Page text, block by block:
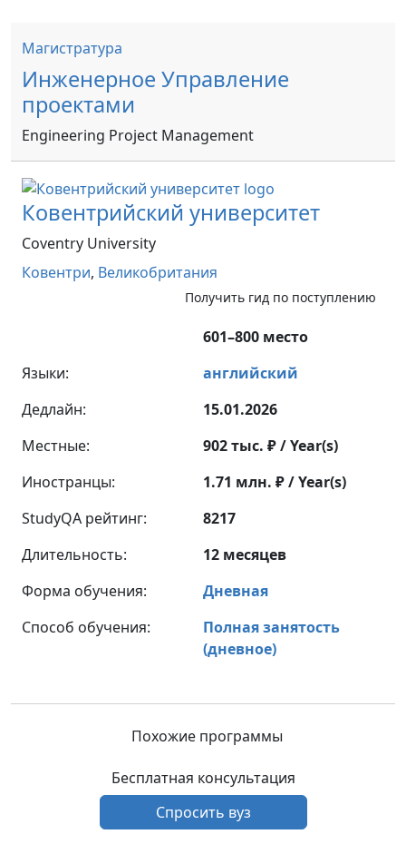
Магистратура
Инженерное Управление
проектами
Engineering Project Management
Ковентрийский университет
Coventry University
Ковентри, Великобритания
Получить гид по поступлению
601–800 место
Языки:
английский
Дедлайн:
15.01.2026
Местные:
902 тыс. ₽ / Year(s)
Иностранцы:
1.71 млн. ₽ / Year(s)
StudyQA рейтинг:
8217
Длительность:
12 месяцев
Форма обучения:
Дневная
Способ обучения:
Полная занятость
(дневное)
Похожие программы
Бесплатная консультация
Спросить вуз